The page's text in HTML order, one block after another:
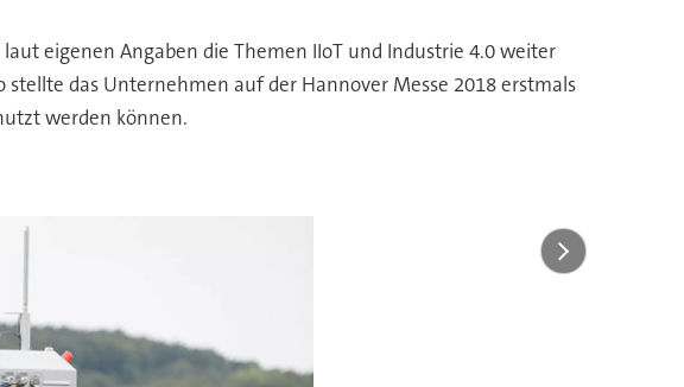
eigenen Angaben die Themen IIoT und Industrie 4.0 weiter
das Unternehmen auf der Hannover Messe 2018 erstmals
werden können.